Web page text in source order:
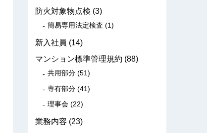
防火対象物点検 (3)
簡易専用法定検査 (1)
新入社員 (14)
マンション標準管理規約 (88)
共用部分 (51)
専有部分 (41)
理事会 (22)
業務内容 (23)